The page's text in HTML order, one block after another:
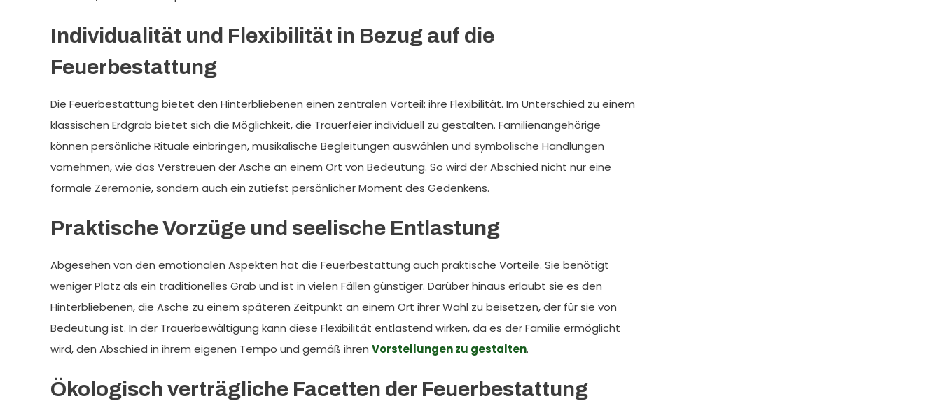
Individualität und Flexibilität in Bezug auf die
Feuerbestattung
Die Feuerbestattung bietet den Hinterbliebenen einen zentralen Vorteil: ihre Flexibilität. Im Unterschied zu einem
klassischen Erdgrab bietet sich die Möglichkeit, die Trauerfeier individuell zu gestalten. Familienangehörige
können persönliche Rituale einbringen, musikalische Begleitungen auswählen und symbolische Handlungen
vornehmen, wie das Verstreuen der Asche an einem Ort von Bedeutung. So wird der Abschied nicht nur eine
formale Zeremonie, sondern auch ein zutiefst persönlicher Moment des Gedenkens.
Praktische Vorzüge und seelische Entlastung
Abgesehen von den emotionalen Aspekten hat die Feuerbestattung auch praktische Vorteile. Sie benötigt
weniger Platz als ein traditionelles Grab und ist in vielen Fällen günstiger. Darüber hinaus erlaubt sie es den
Hinterbliebenen, die Asche zu einem späteren Zeitpunkt an einem Ort ihrer Wahl zu beisetzen, der für sie von
Bedeutung ist. In der Trauerbewältigung kann diese Flexibilität entlastend wirken, da es der Familie ermöglicht
wird, den Abschied in ihrem eigenen Tempo und gemäß ihren Vorstellungen zu gestalten.
Ökologisch verträgliche Facetten der Feuerbestattung